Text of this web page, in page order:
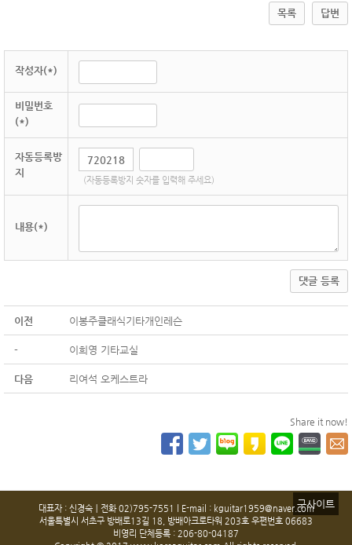
목록 답변
작성자(*)
비밀번호
(*)
자동등록방
지
(자동등록방지 숫자를 입력해 주세요)
내용(*)
댓글 등록
이전 이봉주클래식기타개인레슨
- 이희영 기타교실
다음 리여석 오케스트라
Share it now!
구사이트
대표자 : 신경숙ㅣ전화 02)795-7551 l E-mail : kguitar1959@naver.com
서울특별시 서초구 방배로13길 18, 방배아크로타워 203호 우편번호 06683
비영리 단체등록 : 206-80-04187